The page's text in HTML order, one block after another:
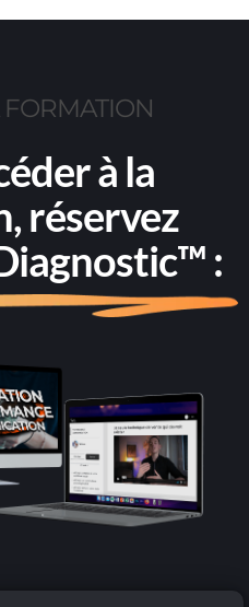
à la
réservez
: